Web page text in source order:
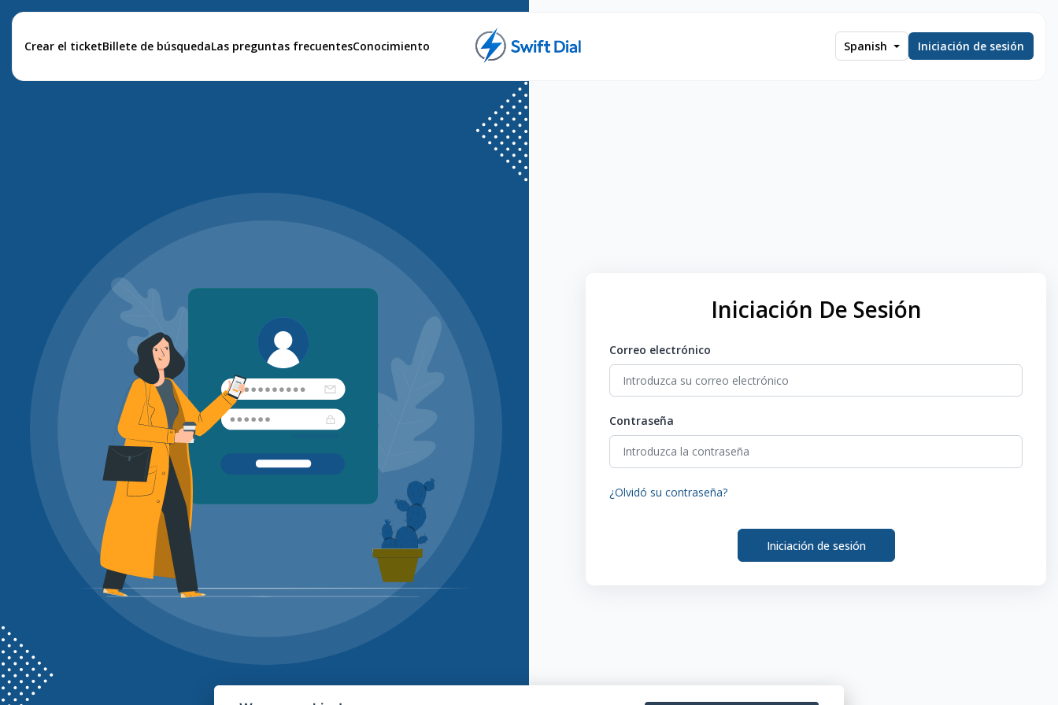
Crear el ticketBillete de búsquedaLas preguntas frecuentesConocimiento Spanish Iniciación de sesión
Iniciación De Sesión
Correo electrónico
Contraseña
¿Olvidó su contraseña?
Iniciación de sesión